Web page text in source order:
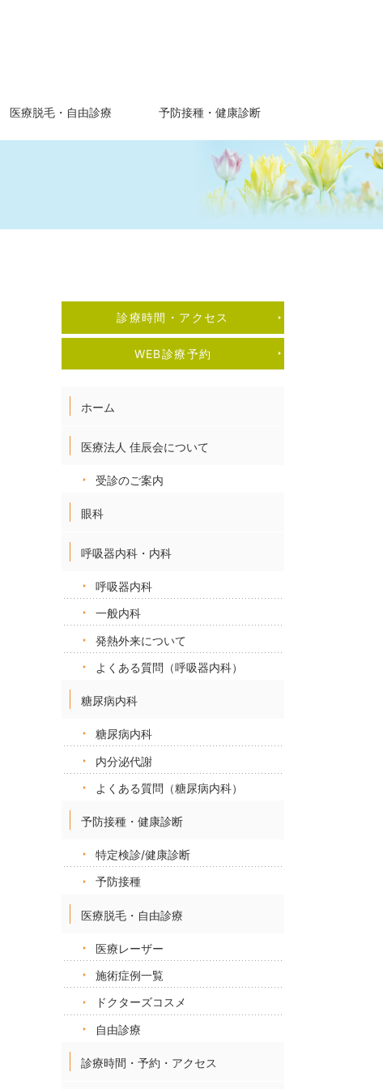
医師紹介【糖尿病内科
診療時間・アクセス
WEB診療予約
ホーム
医療法人 佳辰会について
受診のご案内
眼科
呼吸器内科・内科
呼吸器内科
一般内科
発熱外来について
よくある質問（呼吸器内科）
糖尿病内科
糖尿病内科
内分泌代謝
よくある質問（糖尿病内科）
予防接種・健康診断
特定検診/健康診断
予防接種
医療脱毛・自由診療
医療レーザー
施術症例一覧
ドクターズコスメ
自由診療
診療時間・予約・アクセス
医療脱毛・自由診療 予防接種・健康診断